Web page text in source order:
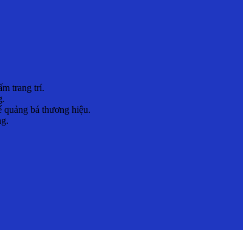
trang trí.
quảng bá thương hiệu.